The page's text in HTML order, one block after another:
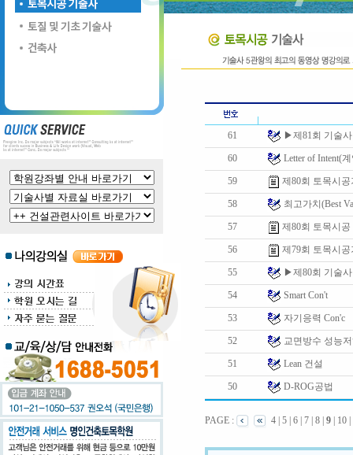
61 ▶제81회 기술
60 Letter of Intent(
59 제80회 토목시
58 최고가치(Best
57 제80회 토목시
56 제79회 토목시
55 ▶제80회 기술
54 Smart Con't
53 자기응력 Con'c
52 교면방수 성능
51 Lean 건설
50 D-ROG공법
PAGE : 4 5 6 7 8 9 10